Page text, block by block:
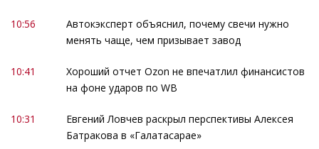
10:56
Автокэксперт объяснил, почему свечи нужно
менять чаще, чем призывает завод
10:41
Хороший отчет Ozon не впечатлил финансистов
на фоне ударов по WB
10:31
Евгений Ловчев раскрыл перспективы Алексея
Батракова в «Галатасарае»